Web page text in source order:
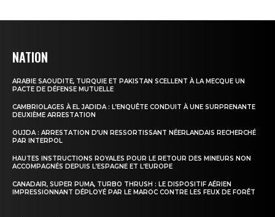
NATION
ARABIE SAOUDITE, TURQUIE ET PAKISTAN SCELLENT À LA MECQUE UN
PACTE DE DÉFENSE MUTUELLE
CAMBRIOLAGES À EL JADIDA : L’ENQUÊTE CONDUIT À UNE SURPRENANTE
DEUXIÈME ARRESTATION
OUJDA : ARRESTATION D’UN RESSORTISSANT NÉERLANDAIS RECHERCHÉ
PAR INTERPOL
HAUTES INSTRUCTIONS ROYALES POUR LE RETOUR DES MINEURS NON
ACCOMPAGNÉS DEPUIS L’ESPAGNE ET L’EUROPE
CANADAIR, SUPER PUMA, TURBO THRUSH : LE DISPOSITIF AÉRIEN
IMPRESSIONNANT DÉPLOYÉ PAR LE MAROC CONTRE LES FEUX DE FORÊT